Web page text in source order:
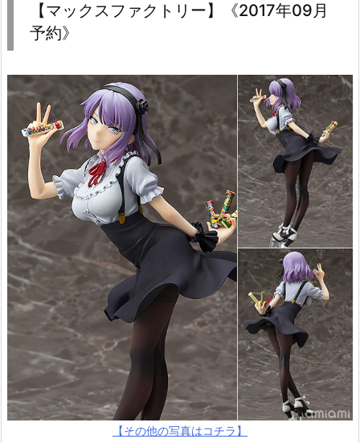
【マックスファクトリー】《2017年09月
予約》
【その他の写真はコチラ】